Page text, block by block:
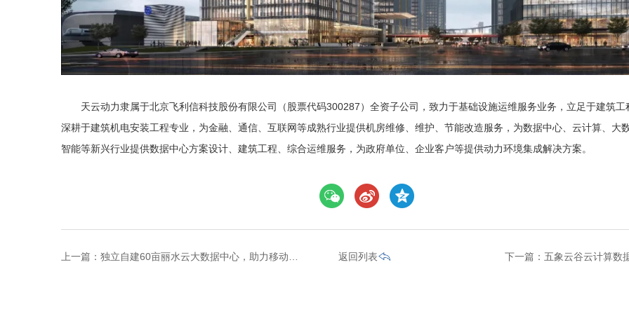
天云动力隶属于北京飞利信科技股份有限公司（股票代码300287）全资子公司，致力于基础设施运维服务业务，立足于建筑工
深耕于建筑机电安装工程专业，为金融、通信、互联网等成熟行业提供机房维修、维护、节能改造服务，为数据中心、云计算、大
智能等新兴行业提供数据中心方案设计、建筑工程、综合运维服务，为政府单位、企业客户等提供动力环境集成解决方案。
上一篇： 独立自建60亩丽水云大数据中心，助力移动、联通、电信云服务续航 下一篇： 五象云谷云计算数
返回列表